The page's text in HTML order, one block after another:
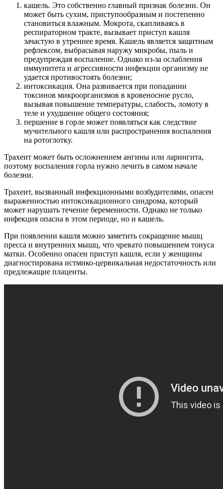
кашель. Это собственно главный признак болезни. Он
может быть сухим, приступообразным и постепенно
становиться влажным. Мокрота, скапливаясь в
респираторном тракте, вызывает приступ кашля
зачастую в утреннее время. Кашель является защитным
рефлексом, выбрасывая наружу микробы, пыль и
предупреждая воспаление. Однако из-за ослабления
иммунитета и агрессивности инфекции организму не
удается противостоять болезни;
интоксикация. Она развивается при попадании
токсинов микроорганизмов в кровеносное русло,
вызывая повышение температуры, слабость, ломоту в
теле и ухудшение общего состояния;
першение в горле может появляться как следствие
мучительного кашля или распространения воспаления
на ротоглотку.
Трахеит может быть осложнением ангины или ларингита,
поэтому воспаления горла нужно лечить в самом начале
болезни.
Трахеит, вызванный инфекционными возбудителями, опасен
выраженностью интоксикационного синдрома, который
может нарушать течение беременности. Однако не только
инфекция опасна в этом периоде, но и кашель.
При появлении кашля можно заметить сокращение мышц
пресса и внутренних мышц, что чревато повышением тонуса
матки. Особенно опасен приступ кашля, если у женщины
диагностирована истмико-цервикальная недостаточность или
предлежащие плаценты.